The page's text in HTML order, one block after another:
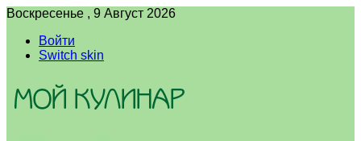
Воскресенье , 9 Август 2026
Войти
Switch skin